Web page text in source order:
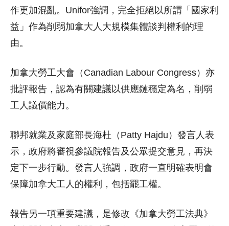
作更加混亂。Unifor強調，完全拒絕以所謂「國家利
益」作為削弱加拿大人大規模集體談判權利的理
由。
加拿大勞工大會（Canadian Labour Congress）亦
批評報告，認為有關建議以供應鏈穩定為名，削弱
工人議價能力。
聯邦就業及家庭部長海杜（Patty Hajdu）發言人表
示，政府將審視參議院報告及公眾提交意見，再決
定下一步行動。發言人強調，政府一直明確表明會
保障加拿大工人的權利，包括罷工權。
報告另一項重要建議，是修改《加拿大勞工法典》